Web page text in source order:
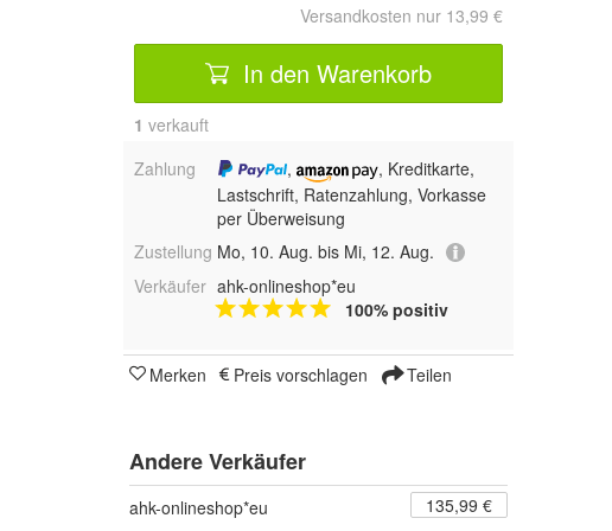
Versandkosten nur 13,99 €
In den Warenkorb
1 verkauft
Zahlung
,
, Kreditkarte,
Lastschrift, Ratenzahlung, Vorkasse
per Überweisung
Zustellung Mo, 10. Aug. bis Mi, 12. Aug.
Verkäufer ahk-onlineshop*eu
100% positiv
Merken Preis vorschlagen Teilen
Andere Verkäufer
ahk-onlineshop*eu
135,99 €